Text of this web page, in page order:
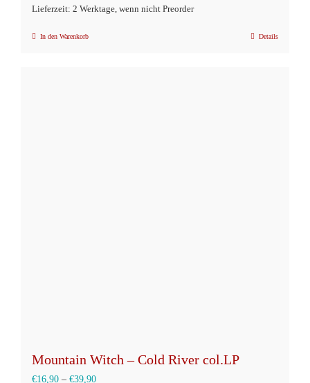
Lieferzeit: 2 Werktage, wenn nicht Preorder
In den Warenkorb Details
Mountain Witch – Cold River col.LP
€16,90 – €39,90